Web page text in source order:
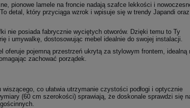
pionowe lamele na froncie nadają szafce lekkości i
detal, który przyciąga wzrok i wpisuje się w trendy Japandi oraz
nie posiada fabrycznie wyciętych otworów. Dzięki temu to Ty
i umywalkę, dostosowując mebel idealnie do swojej instalacji.
oferuje pojemną przestrzeń ukrytą za stylowym frontem, idealną
zachować porządek.
co ułatwia utrzymanie czystości podłogi i optycznie
(60 cm szerokości) sprawiają, że doskonale sprawdzi się